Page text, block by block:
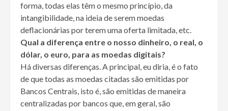
forma, todas elas têm o mesmo princípio, da
intangibilidade, na ideia de serem moedas
deflacionárias por terem uma oferta limitada, etc.
Qual a diferença entre o nosso dinheiro, o real, o
dólar, o euro, para as moedas digitais?
Há diversas diferenças. A principal, eu diria, é o fato
de que todas as moedas citadas são emitidas por
Bancos Centrais, isto é, são emitidas de maneira
centralizadas por bancos que, em geral, são